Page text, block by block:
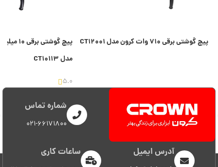
پیچ گوشتی برقی ۷۱۰ وات کرون مدل CT۱۲۰۰۱
مدل CT۱۰۱۱۳
5.0
شماره تماس
021-66171800
آدرس ایمیل ساعات کاری